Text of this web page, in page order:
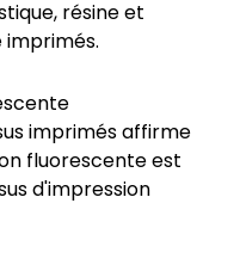
résine et
imprimés affirme
fluorescente est
d'impression